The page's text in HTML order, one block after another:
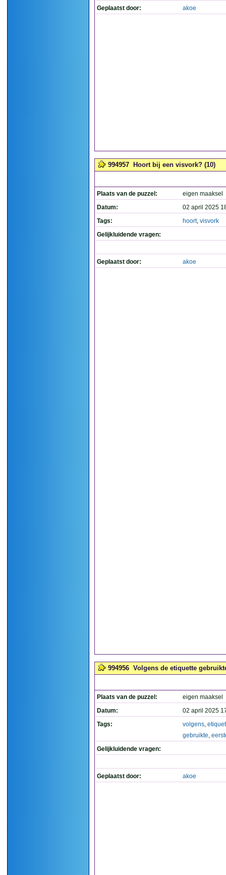
Geplaatst door: akoe
994957 Hoort bij een visvork? (10)
Plaats van de puzzel:
eigen maaksel
Datum:
02 april 2025
Tags:
hoort, visvork
Gelijkluidende vragen:
Geplaatst door: akoe
994956 Volgens de etiquette
Plaats van de puzzel:
eigen maaksel
Datum:
02 april 2025
Tags:
volgens,
gebruikte,
Gelijkluidende vragen:
Geplaatst door: akoe